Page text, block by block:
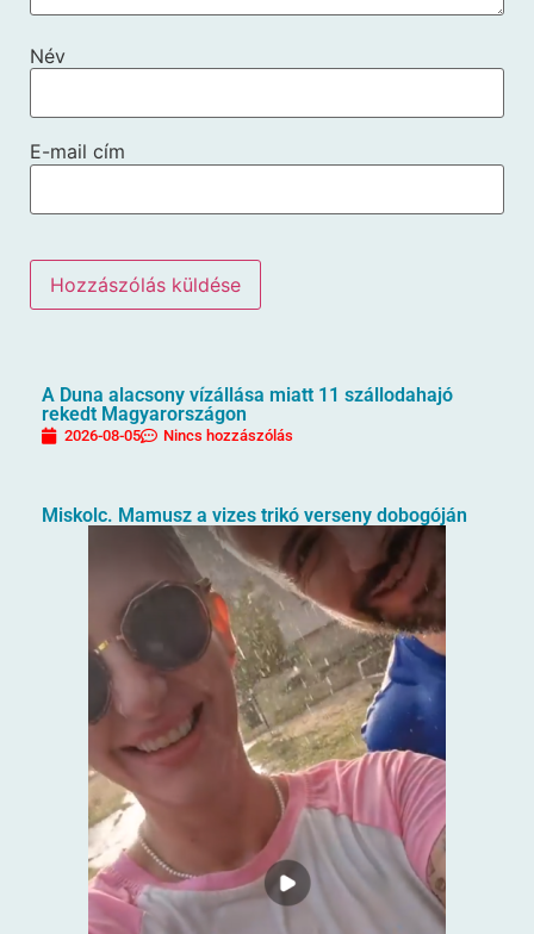
Név
E-mail cím
A Duna alacsony vízállása miatt 11 szállodahajó
rekedt Magyarországon
2026-08-05 Nincs hozzászólás
Miskolc. Mamusz a vizes trikó verseny dobogóján